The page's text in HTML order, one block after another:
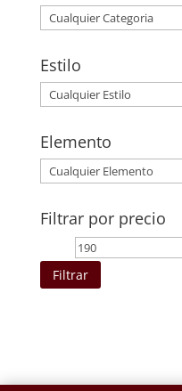
Estilo
Elemento
Filtrar por precio
Precio
mínimo
Filtrar